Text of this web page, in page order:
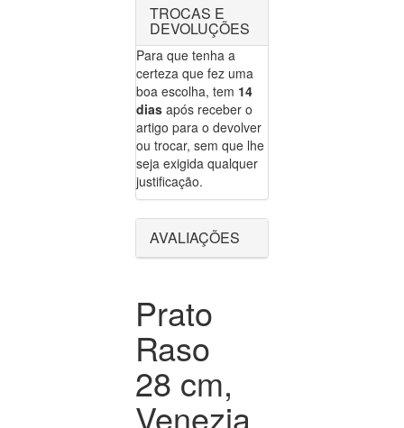
TROCAS E
DEVOLUÇÕES
Para que tenha a
certeza que fez uma
boa escolha, tem 14
dias após receber o
artigo para o devolver
ou trocar, sem que lhe
seja exigida qualquer
justificação.
AVALIAÇÕES
Prato
Raso
28 cm,
Venezia,